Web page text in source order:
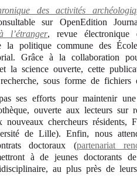
des activités
sur OpenEdition
l’étranger, revue électronique
la politique commune des
Grâce à la collaboration
la science ouverte, cette
sous forme de
ses efforts pour maintenir
ouverte aux lecteurs sur
chercheurs résidents,
de Lille). Enfin, nous
doctoraux (partenariat
à de jeunes doctorants
au plus près de